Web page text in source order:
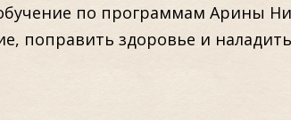
по программам Арины
поправить здоровье и